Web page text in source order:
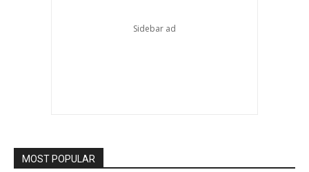
MOST POPULAR